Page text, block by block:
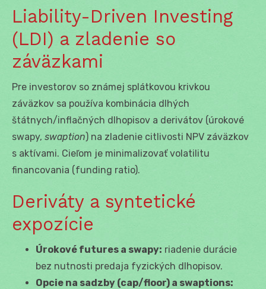
Liability-Driven Investing
(LDI) a zladenie so
záväzkami
Pre investorov so známej splátkovou krivkou
záväzkov sa používa kombinácia dlhých
štátnych/inflačných dlhopisov a derivátov (úrokové
swapy, swaption) na zladenie citlivosti NPV záväzkov
s aktívami. Cieľom je minimalizovať volatilitu
financovania (funding ratio).
Deriváty a syntetické
expozície
Úrokové futures a swapy: riadenie durácie
bez nutnosti predaja fyzických dlhopisov.
Opcie na sadzby (cap/floor) a swaptions: